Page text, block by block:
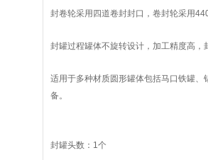
封卷轮采用四道卷封封口，卷封轮采用
封罐过程罐体不旋转设计，加工精度高，
适用于多种材质圆形罐体包括马口铁罐
备。
封罐头数：1个